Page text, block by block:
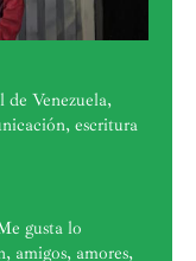
Venezuela,
escritura
gusta lo
amigos, amores,